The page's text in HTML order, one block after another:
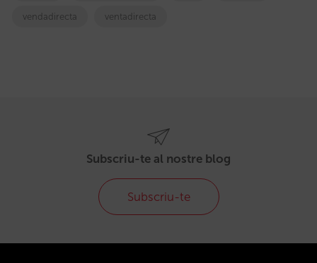
vendadirecta ventadirecta
Subscriu-te al nostre blog
Subscriu-te